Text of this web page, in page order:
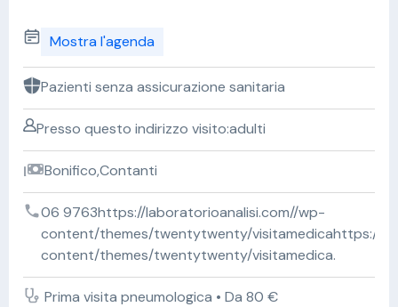
Mostra l'agenda
Pazienti senza assicurazione sanitaria
Presso questo indirizzo visito:adulti
Bonifico,Contanti
06 9763https://laboratorioanalisi.com//wp-
content/themes/twentytwenty/visitamedicahttps://
content/themes/twentytwenty/visitamedica.
Prima visita pneumologica • Da 80 €